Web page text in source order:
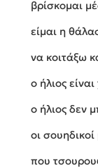
βρίσκομαι
είμαι η
να κοιτάξω
ο ήλιος
ο ήλιος δεν
οι σουηδικοί
που